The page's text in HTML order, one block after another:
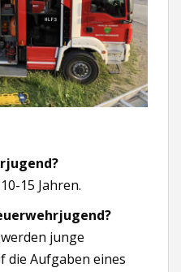
15 Jahren.
junge
die Aufgaben eines